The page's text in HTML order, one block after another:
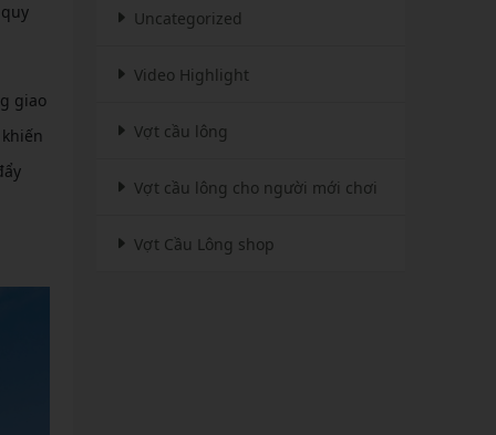
giao
Uncategorized
Video Highlight
Vợt cầu lông
Vợt cầu lông cho người mới chơi
Vợt Cầu Lông shop